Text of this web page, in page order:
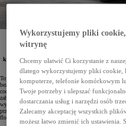
Posiadanie samochodów marki Toyota w
korzystania z nowego auta w celach
które mogą obejmować także serwisowanie,
najczęściej
Toyota od lat pozostaje liderem polskiego rynku
bezawaryjności oraz zaawansowanych
codziennie służą setkom tysięcy pracowników.
zabudów Toyota Professional sprawiają, że
wykorzystujących zarówno auta użytkowe, jak i
przedsiębiorstwa poszukujące prestiżowych,
floty.
Wykorzystujemy pliki cookie,
witrynę
Chcemy ułatwić Ci korzystanie z
dlatego wykorzystujemy pliki cookie,
komputerze, telefonie komórkowym
Twoje potrzeby i ulepszać
dostarczania usług i narzędzi osób
Zalecamy akceptację wszystkich
możesz łatwo zmienić ich ustawienia.